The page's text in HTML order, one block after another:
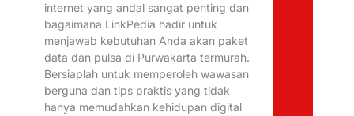
internet yang andal sangat penting dan
bagaimana LinkPedia hadir untuk
menjawab kebutuhan Anda akan paket
data dan pulsa di Purwakarta termurah.
Bersiaplah untuk memperoleh wawasan
berguna dan tips praktis yang tidak
hanya memudahkan kehidupan digital